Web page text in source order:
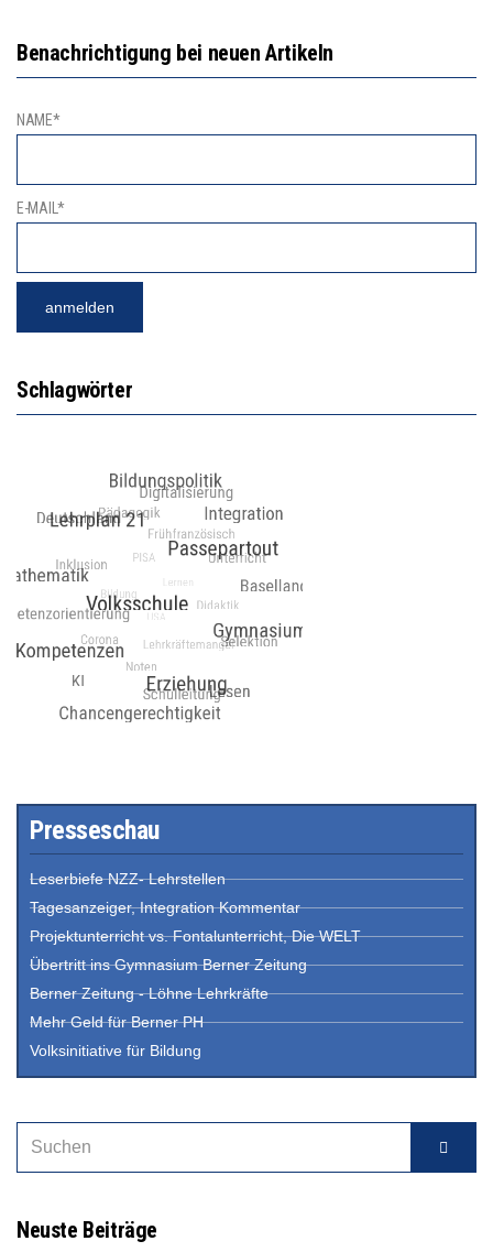
Benachrichtigung bei neuen Artikeln
NAME*
E-MAIL*
Schlagwörter
Presseschau
Leserbiefe NZZ- Lehrstellen
Tagesanzeiger, Integration Kommentar
Projektunterricht vs. Fontalunterricht, Die WELT
Übertritt ins Gymnasium Berner Zeitung
Berner Zeitung - Löhne Lehrkräfte
Mehr Geld für Berner PH
Volksinitiative für Bildung
Neuste Beiträge